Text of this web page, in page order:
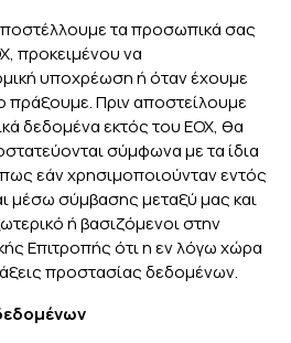
τα προσωπικά σας
προκειμένου να
υποχρέωση ή όταν έχουμε
Πριν αποστείλουμε
δεδομένα εκτός του ΕΟΧ, θα
σύμφωνα με τα ίδια
εάν χρησιμοποιούνταν εντός
μέσω σύμβασης μεταξύ μας και
ή βασιζόμενοι στην
Επιτροπής ότι η εν λόγω χώρα
προστασίας δεδομένων.